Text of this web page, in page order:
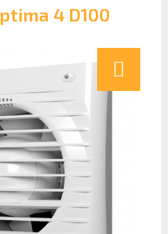
4 D100